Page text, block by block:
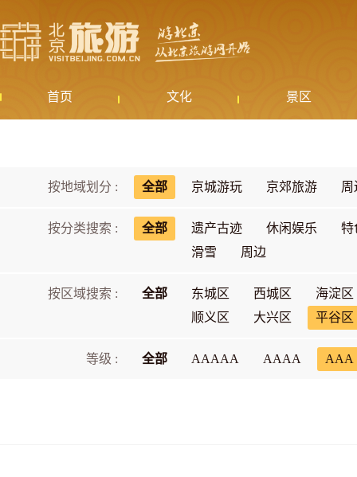
首页 文化 景区
按地域划分 : 全部 京城游玩 京郊旅游 周
按分类搜索 : 全部 遗产古迹 休闲娱乐
特
滑雪
周边
按区域搜索 : 全部 东城区 西城区
海淀区
顺义区
大兴区 平谷区
等级 : 全部 AAAAA AAAA AAA